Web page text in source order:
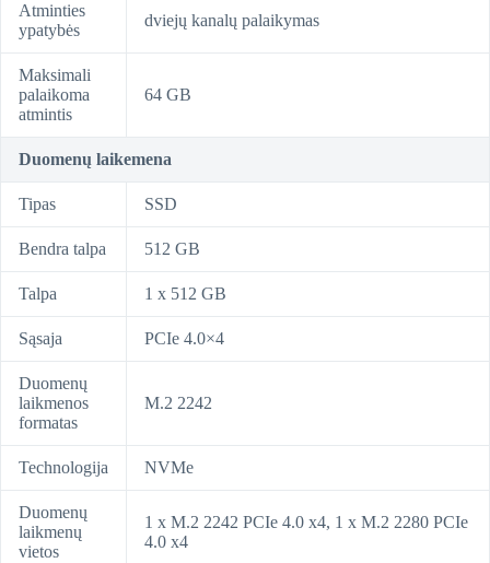
Atminties
ypatybės
dviejų kanalų palaikymas
Maksimali
palaikoma
atmintis
64 GB
Duomenų laikemena
Tipas SSD
Bendra talpa 512 GB
Talpa 1 x 512 GB
Sąsaja PCIe 4.0×4
Duomenų
laikmenos
formatas
M.2 2242
Technologija NVMe
Duomenų
laikmenų
vietos
1 x M.2 2242 PCIe 4.0 x4, 1 x M.2 2280 PCIe
4.0 x4